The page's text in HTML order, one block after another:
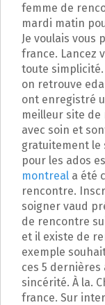
femme de
mardi matin
Je voulais vous
france. Lancez
toute
on retrouve
ont enregistré
meilleur site
avec soin et
gratuitement le
pour les ados
montreal a été
rencontre.
soigner vaud
de rencontre
et il existe de
exemple
ces 5
sincérité. À la.
france. Sur